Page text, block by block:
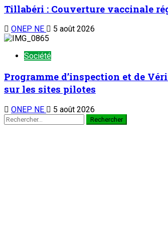
Chronique d’un entretien : Le Général Tiani a
Chronique d’un entretien : Le
5 août 2026
Pose de la première pierre de la Caisse
Nation